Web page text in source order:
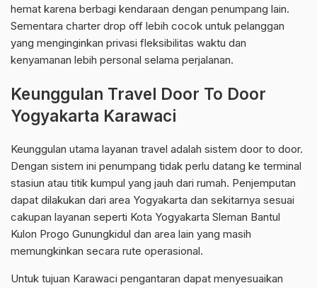
hemat karena berbagi kendaraan dengan penumpang lain.
Sementara charter drop off lebih cocok untuk pelanggan
yang menginginkan privasi fleksibilitas waktu dan
kenyamanan lebih personal selama perjalanan.
Keunggulan Travel Door To Door
Yogyakarta Karawaci
Keunggulan utama layanan travel adalah sistem door to door.
Dengan sistem ini penumpang tidak perlu datang ke terminal
stasiun atau titik kumpul yang jauh dari rumah. Penjemputan
dapat dilakukan dari area Yogyakarta dan sekitarnya sesuai
cakupan layanan seperti Kota Yogyakarta Sleman Bantul
Kulon Progo Gunungkidul dan area lain yang masih
memungkinkan secara rute operasional.
Untuk tujuan Karawaci pengantaran dapat menyesuaikan